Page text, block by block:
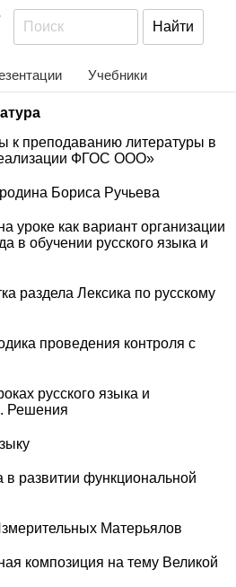
Учебники
к преподаванию литературы в
ФГОС ООО»
Бориса Ручьева
уроке как вариант организации
в обучении русского языка и
раздела Лексика по русскому
проведения контроля с
русского языка и
Решения
в развитии функциональной
Матерьялов
композиция на тему Великой